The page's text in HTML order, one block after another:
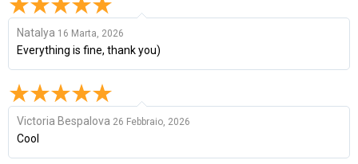
Natalya 16 Marta, 2026
Everything is fine, thank you)
Victoria Bespalova 26 Febbraio, 2026
Cool